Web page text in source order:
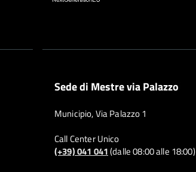
Sede di Mestre via Palazzo
Municipio, Via Palazzo 1
Call Center Unico
(+39) 041 041(dalle 08:00 alle 18:00)